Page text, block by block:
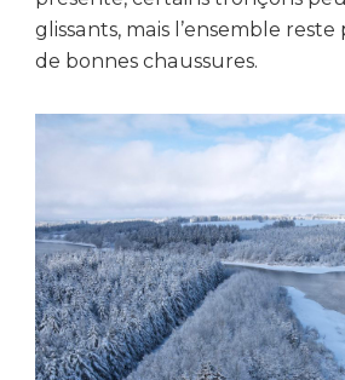
glissants, mais l’ensemble
de bonnes chaussures.